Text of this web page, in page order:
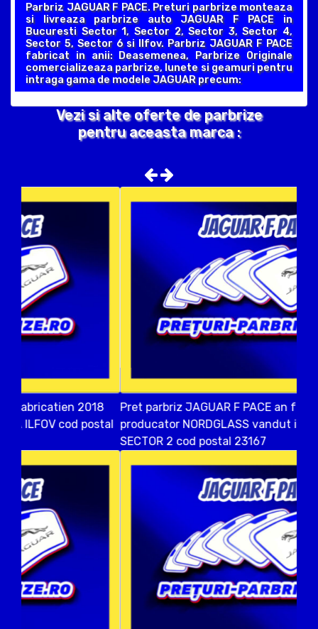
Parbriz JAGUAR F PACE. Preturi parbrize monteaza
si livreaza parbrize auto JAGUAR F PACE in
Bucuresti Sector 1, Sector 2, Sector 3, Sector 4,
Sector 5, Sector 6 si Ilfov. Parbriz JAGUAR F PACE
fabricat in anii: Deasemenea, Parbrize Originale
comercializeaza parbrize, lunete si geamuri pentru
intraga gama de modele JAGUAR precum:
Vezi si alte oferte de parbrize
pentru aceasta marca :
Pret parbriz JAGUAR F PACE an fabricatien 2017
producator NORDGLASS vandut in Bucuresti
SECTOR 2 cod postal 23167